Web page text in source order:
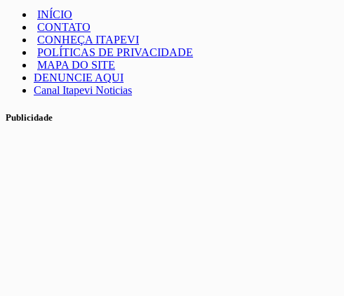
INÍCIO
CONTATO
CONHEÇA ITAPEVI
POLÍTICAS DE PRIVACIDADE
MAPA DO SITE
DENUNCIE AQUI
Canal Itapevi Noticias
Publicidade